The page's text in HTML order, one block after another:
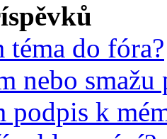
do fóra?
nebo smažu
podpis k